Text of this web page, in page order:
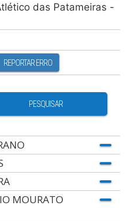
das Patameiras -
REPORTAR ERRO
PESQUISAR
MOURATO